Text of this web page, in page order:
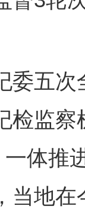
五次
检监
一体推
当地